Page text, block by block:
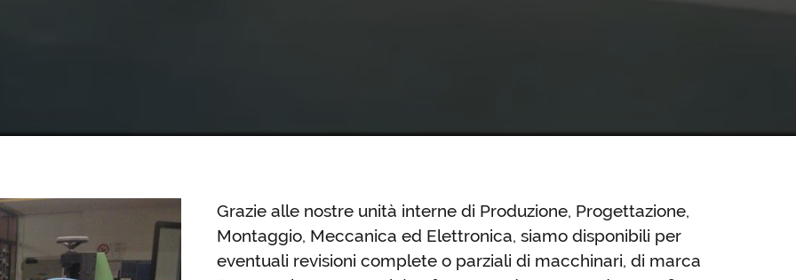
Grazie alle nostre unità interne di Produzione, Progettazione,
Montaggio, Meccanica ed Elettronica, siamo disponibili per
eventuali revisioni complete o parziali di macchinari, di marca